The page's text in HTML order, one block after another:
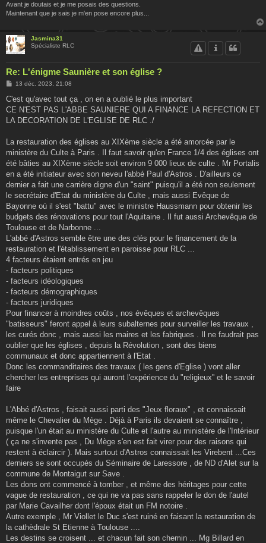
Avant je doutais et je me posais des questions.
Maintenant que je sais je m'en pose encore plus...
Jasmina31
Spécialiste RLC
Re: L'énigme Saunière et son église ?
M
s
a
g
13 déc. 2023, 21:08
C'est qu'avec tout ça , on en a oublié le plus important
CE N'EST PAS L'ABBE SAUNIERE QUI A FINANCE LA REFECTION ET
LA DECORATION DE L'EGLISE DE RLC ./
La restauration des églises au XIXème siècle a été amorcée par le
ministère du Culte à Paris . Il faut savoir qu'en France 1/4 des églises ont
été bâties au XIXème siècle soit environ 9 000 lieux de culte . Mr Portalis
en a été initiateur avec son neveu l'abbé Paul d'Astros . D'ailleurs ce
dernier a fait une carrière digne d'un "saint" puisqu'il a été non seulement
le secrétaire d'Etat du ministère du Culte , mais aussi Evêque de
Bayonne où il s'est "battu" avec le ministre Haussmann pour obtenir les
budgets des rénovations pour tout l'Aquitaine . Il fut aussi Archevêque de
Toulouse et de Narbonne ...
L'abbé d'Astros semble être une des clés pour le financement de la
restauration et l'établissement en paroisse pour RLC ...
4 facteurs étaient entrés en jeu
- facteurs politiques
- facteurs idéologiques
- facteurs démographiques
- facteurs juridiques
Pour financer à moindres coûts , nos évêques et archevêques
"batisseurs" feront appel à leurs subalternes pour surveiller les travaux ,
les curés donc , mais aussi les maires et les fabriques . Il ne faudrait pas
oublier que les églises , depuis la Révolution , sont des biens
communaux et donc appartiennent à l'Etat .
Donc les commanditaires des travaux ( les gens d'Eglise ) vont aller
chercher les entreprises qui auront l'expérience du "religieux'' et le savoir
faire
L'Abbé d'Astros , faisait aussi parti des "Jeux floraux" , et connaissait
même le Chevalier du Mège . Déjà à Paris ils devaient se connaître ,
puisque l'un était au ministère du Culte et l'autre au ministère de l'Intérieur
( ça ne s'invente pas , Du Mège s'en est fait virer pour des raisons qui
restent à éclaircir ). Mais surtout d'Astros connaissait les Virebent ...Ces
derniers se sont occupés du Séminaire de Laressore , de ND d'Alet sur la
commune de Montaigut sur Save .
Les dons ont commencé à tomber , et même des héritages pour cette
vague de restauration , ce qui ne va pas sans rappeler le don de l'autel
par Marie Cavailher dont l'époux était un FM notoire .
Autre exemple , Mr Viollet le Duc s'est ruiné en faisant la restauration de
la cathèdrale St Etienne à Toulouse ....
Les destins se croisent ... et chacun fait son chemin ... Mg Billard en